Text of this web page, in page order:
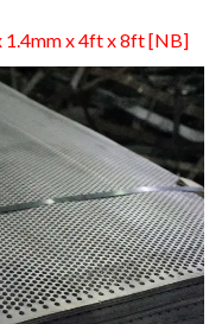
1.4mm x 4ft x 8ft [NB]